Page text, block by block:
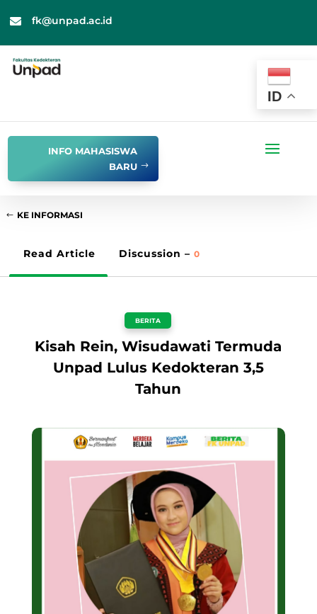
 fk@unpad.ac.id
ID
INFO MAHASISWA
BARU
KE INFORMASI
Read Article Discussion – 0
BERITA
Kisah Rein, Wisudawati Termuda
Unpad Lulus Kedokteran 3,5
Tahun